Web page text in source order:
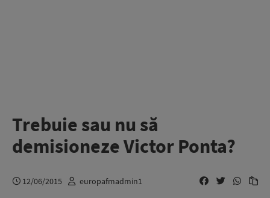
Trebuie sau nu să
demisioneze Victor Ponta?
12/06/2015 europafmadmin1